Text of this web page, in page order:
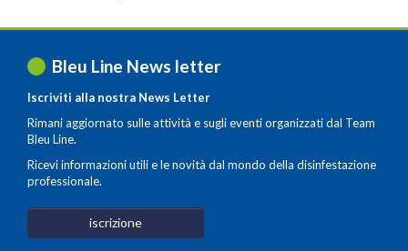
Bleu Line News letter
Iscriviti alla nostra News Letter
Rimani aggiornato sulle attività e sugli eventi organizzati dal Team
Bleu Line.
Ricevi informazioni utili e le novità dal mondo della disinfestazione
professionale.
iscrizione